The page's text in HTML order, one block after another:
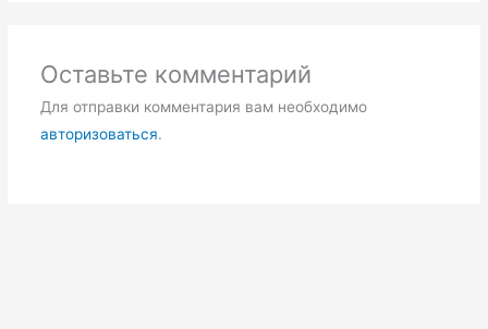
Оставьте комментарий
Для отправки комментария вам необходимо
авторизоваться.